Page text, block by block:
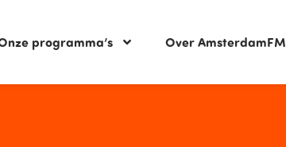
programma’s Over AmsterdamFM